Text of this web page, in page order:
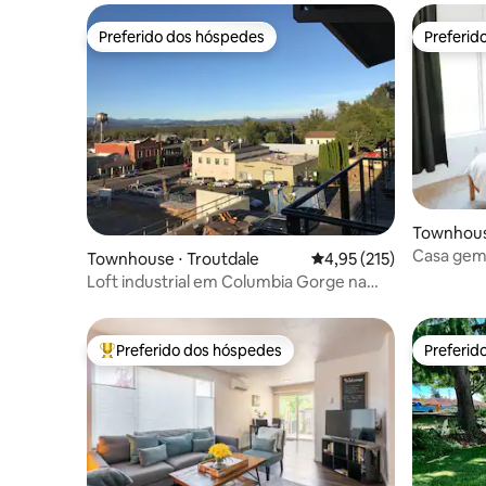
Preferido dos hóspedes
Preferido dos hóspedes
Townhouse ⋅ Troutdale 4,95 de uma avaliação
4,95 (215)
Loft industrial em Columbia Gorge na
Casa
Entre os melhores preferidos dos hóspedes
Preferido dos hóspedes